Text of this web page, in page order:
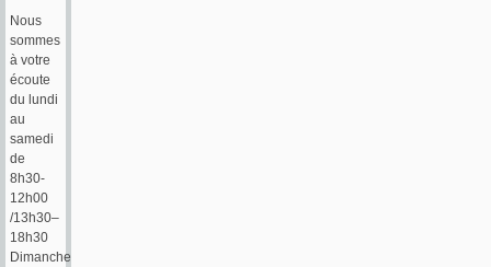
Nous
sommes
à votre
écoute
du lundi
au
samedi
de
8h30-
12h00
/13h30–
18h30
Dimanche